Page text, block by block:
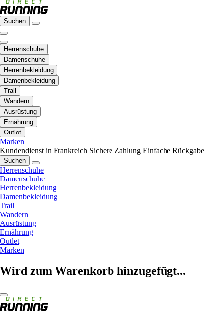
Suchen
Herrenschuhe
Damenschuhe
Herrenbekleidung
Damenbekleidung
Trail
Wandern
Ausrüstung
Ernährung
Outlet
Marken
Kundendienst in Frankreich Sichere Zahlung Einfache Rückgabe
Suchen
Herrenschuhe
Damenschuhe
Herrenbekleidung
Damenbekleidung
Trail
Wandern
Ausrüstung
Ernährung
Outlet
Marken
Wird zum Warenkorb hinzugefügt...